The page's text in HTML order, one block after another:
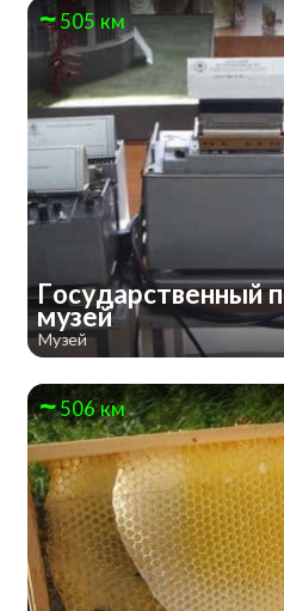
505 км
Государственный
музей
Музей
506 км